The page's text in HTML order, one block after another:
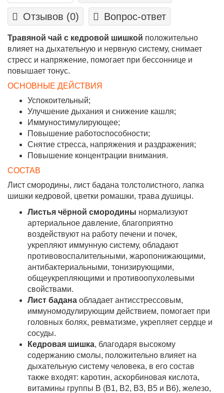
Отзывов (0) Вопрос-ответ
Травяной чай с кедровой шишкой положительно
влияет на дыхательную и нервную систему, снимает
стресс и напряжение, помогает при бессоннице и
повышает тонус.
ОСНОВНЫЕ ДЕЙСТВИЯ
Успокоительный;
Улучшение дыхания и снижение кашля;
Иммуностимулирующее;
Повышение работоспособности;
Снятие стресса, напряжения и раздражения;
Повышение концентрации внимания.
СОСТАВ
Лист смородины, лист бадана толстолистного, лапка
шишки кедровой, цветки ромашки, трава душицы.
Листья чёрной смородины нормализуют
артериальное давление, благоприятно
воздействуют на работу печени и почек,
укрепляют иммунную систему, обладают
противовоспалительными, жаропонижающими,
антибактериальными, тонизирующими,
общеукрепляющими и противоопухолевыми
свойствами.
Лист бадана обладает антисстрессовым,
иммуномодулирующим действием, помогает при
головных болях, ревматизме, укрепляет сердце и
сосуды.
Кедровая шишка, благодаря высокому
содержанию смолы, положительно влияет на
дыхательную систему человека, в его состав
также входят: каротин, аскорбиновая кислота,
витамины группы В (В1, В2, В3, В5 и В6), железо,